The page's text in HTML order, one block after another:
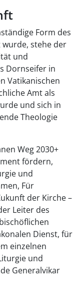
Form des
stehe der
und
Dornseifer in
Vatikanischen
Amt als
und sich in
Theologie
Weg 2030+
fördern,
und
Für
der Kirche –
Leiter des
Dienst, für
einzelnen
und
Generalvikar